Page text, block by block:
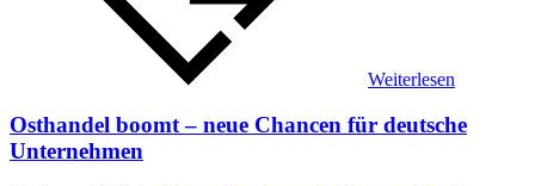
Weiterlesen
Osthandel boomt – neue Chancen für deutsche
Unternehmen